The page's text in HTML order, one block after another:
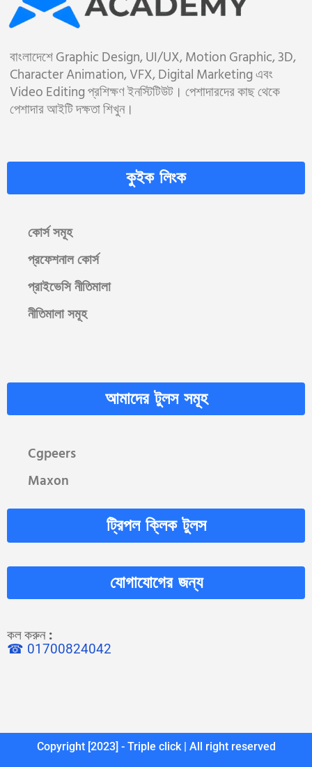
বাংলাদেশে Graphic Design, UI/UX, Motion Graphic, 3D,
Character Animation, VFX, Digital Marketing এবং
Video Editing প্রশিক্ষণ ইনস্টিটিউট। পেশাদারদের কাছ থেকে
পেশাদার আইটি দক্ষতা শিখুন।
কুইক লিংক
কোর্স সমূহ
প্রফেশনাল কোর্স
প্রাইভেসি নীতিমালা
নীতিমালা সমূহ
আমাদের টুলস সমূহ
Cgpeers
Maxon
ট্রিপল ক্লিক টুলস
যোগাযোগের জন্য
কল করুন:
☎ 01700824042
Copyright [2023] - Triple click | All right reserved